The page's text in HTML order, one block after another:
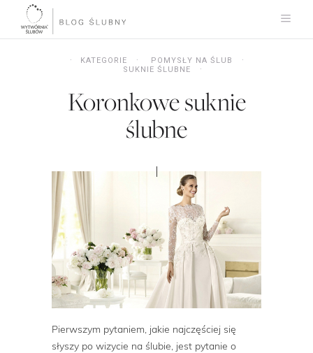
KATEGORIE
POMYSŁY NA ŚLUB
SUKNIE ŚLUBNE
Koronkowe suknie
ślubne
Pierwszym pytaniem, jakie najczęściej się
słyszy po wizycie na ślubie, jest pytanie o